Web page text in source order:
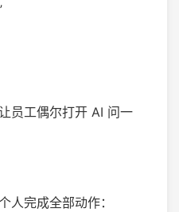
员工偶尔打开 AI 问一
人完成全部动作：